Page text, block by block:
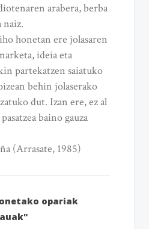
arabera, berba
naiz.
honetan ere jolasaren
ideia eta
partekatzen saiatuko
behin jolaserako
dut. Izan ere, ez al
baino gauza
(Arrasate, 1985)
opariak